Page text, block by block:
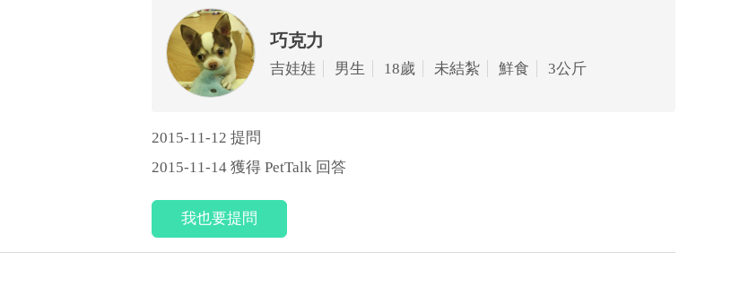
巧克力
吉娃娃 男生 18歲 未結紮 鮮食 3公斤
2015-11-12 提問
2015-11-14 獲得 PetTalk 回答
我也要提問